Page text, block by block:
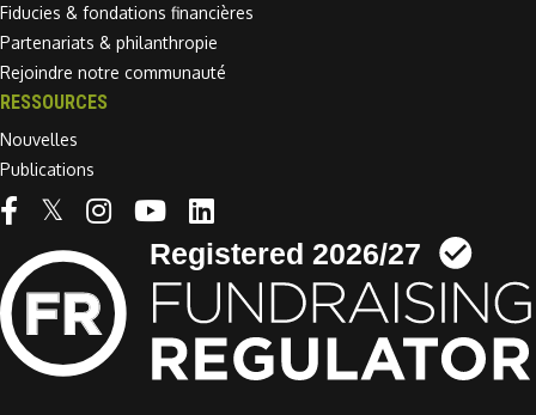
Fiducies & fondations financières
Partenariats & philanthropie
Rejoindre notre communauté
RESSOURCES
Nouvelles
Publications
Linkedin link